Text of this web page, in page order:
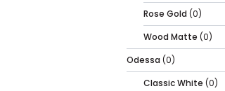
Rose Gold (0)
Wood Matte (0)
Odessa (0)
Classic White (0)